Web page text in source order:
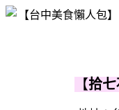
【拾